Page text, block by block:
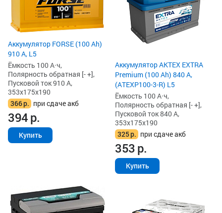
Аккумулятор FORSE (100 Ah)
910 А, L5
Ёмкость 100 А·ч,
Полярность обратная [- +],
Пусковой ток 910 А,
353x175x190
366р. при сдаче акб
394р.
Купить
Аккумулятор AKTEX EXTRA
Premium (100 Ah) 840 А,
(ATEXP100-3-R) L5
Ёмкость 100 А·ч,
Полярность обратная [- +],
Пусковой ток 840 А,
353x175x190
325р. при сдаче акб
353р.
Купить